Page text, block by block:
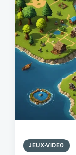
JEUX-VIDEO